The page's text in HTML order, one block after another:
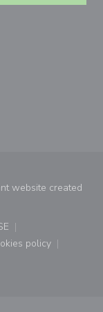
in a new
website created
in a new window))
in a new window))
policy
((opens in a new
new window))